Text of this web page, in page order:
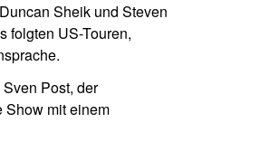
Sheik und Steven
folgten US-Touren,
Post, der
Show mit einem